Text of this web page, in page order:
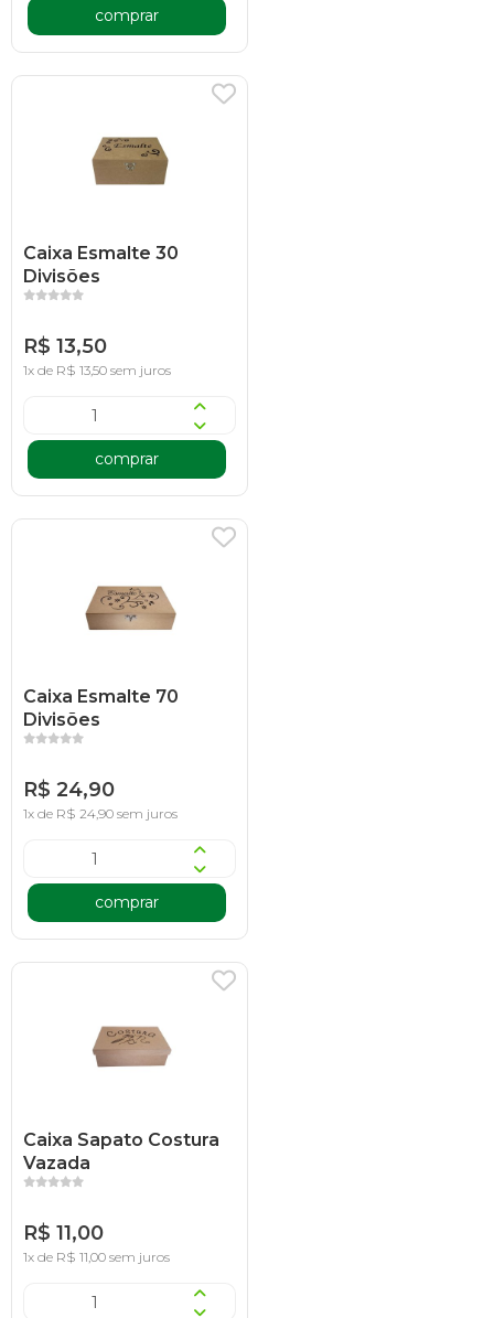
comprar
Caixa Esmalte 30
Divisões
R$ 13,50
1x de R$ 13,50 sem juros
comprar
Caixa Esmalte 70
Divisões
R$ 24,90
1x de R$ 24,90 sem juros
comprar
Caixa Sapato Costura
Vazada
R$ 11,00
1x de R$ 11,00 sem juros